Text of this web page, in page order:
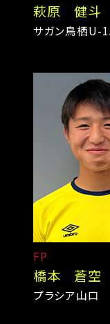
萩原 健斗
サガン鳥栖U-
FP
橋本 蒼空
プラシア山口